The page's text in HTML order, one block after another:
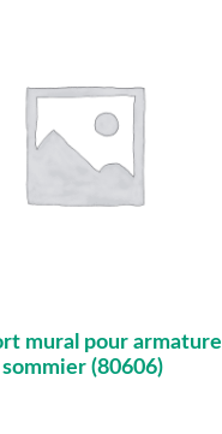
mural pour armature
sommier (80606)